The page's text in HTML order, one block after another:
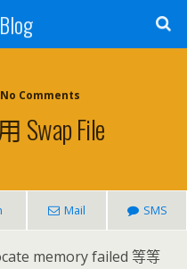
No Comments
Swap File
Mail SMS
memory failed 等等